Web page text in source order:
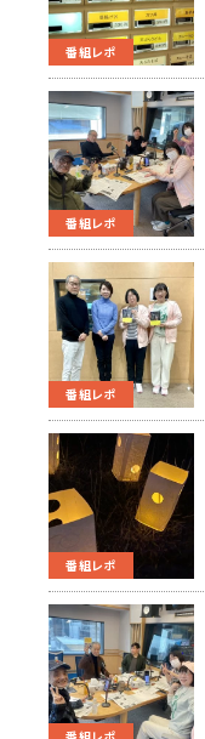
番組レポ
番組レポ
番組レポ
番組レポ